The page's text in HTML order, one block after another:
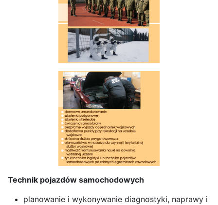
Technik pojazdów samochodowych
planowanie i wykonywanie diagnostyki, naprawy i